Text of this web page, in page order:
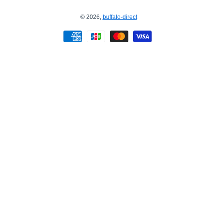
© 2026, buffalo-direct
お支払い方法